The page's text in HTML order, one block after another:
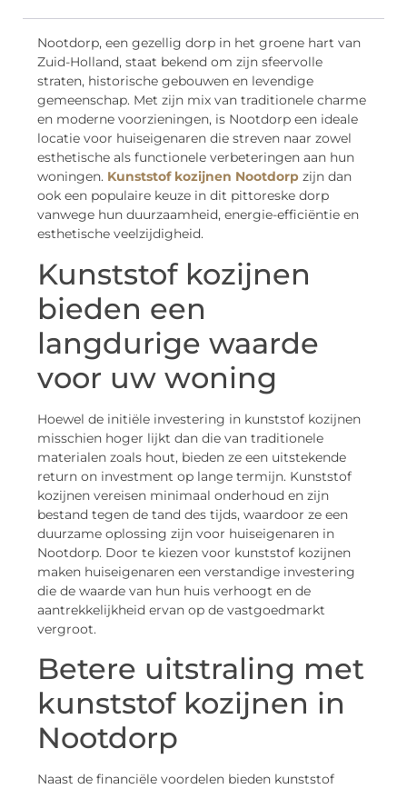
Nootdorp, een gezellig dorp in het groene hart van
Zuid-Holland, staat bekend om zijn sfeervolle
straten, historische gebouwen en levendige
gemeenschap. Met zijn mix van traditionele charme
en moderne voorzieningen, is Nootdorp een ideale
locatie voor huiseigenaren die streven naar zowel
esthetische als functionele verbeteringen aan hun
woningen. Kunststof kozijnen Nootdorp zijn dan
ook een populaire keuze in dit pittoreske dorp
vanwege hun duurzaamheid, energie-efficiëntie en
esthetische veelzijdigheid.
Kunststof kozijnen
bieden een
langdurige waarde
voor uw woning
Hoewel de initiële investering in kunststof kozijnen
misschien hoger lijkt dan die van traditionele
materialen zoals hout, bieden ze een uitstekende
return on investment op lange termijn. Kunststof
kozijnen vereisen minimaal onderhoud en zijn
bestand tegen de tand des tijds, waardoor ze een
duurzame oplossing zijn voor huiseigenaren in
Nootdorp. Door te kiezen voor kunststof kozijnen
maken huiseigenaren een verstandige investering
die de waarde van hun huis verhoogt en de
aantrekkelijkheid ervan op de vastgoedmarkt
vergroot.
Betere uitstraling met
kunststof kozijnen in
Nootdorp
Naast de financiële voordelen bieden kunststof